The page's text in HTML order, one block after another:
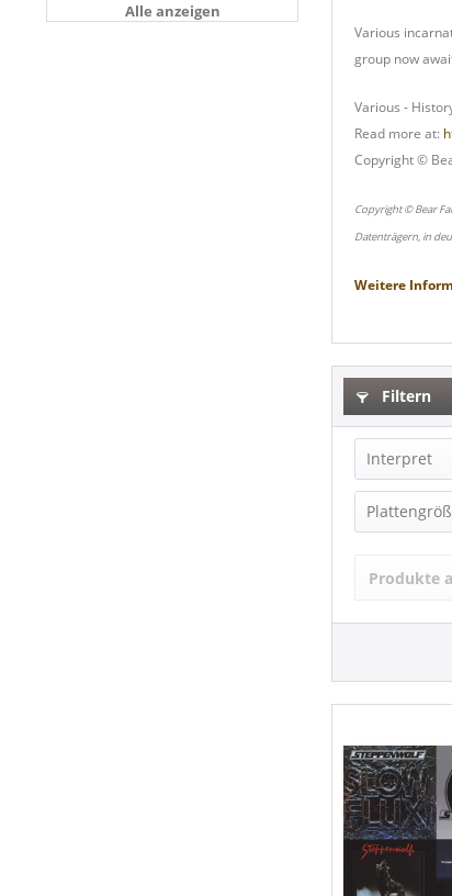
Alle anzeigen
Various
group now
Various -
Read more at:
Copyright ©
Copyright © Bear
Datenträgern, in
Weitere
Filtern
Interpret
Produkte